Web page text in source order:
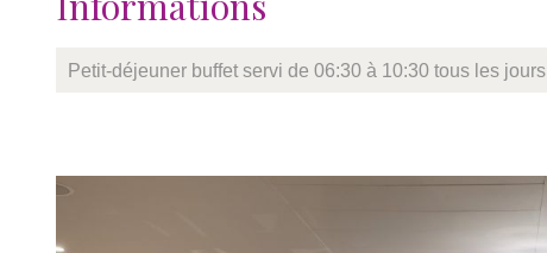
Petit-déjeuner buffet servi de 06:30 à 10:30 tous les jours